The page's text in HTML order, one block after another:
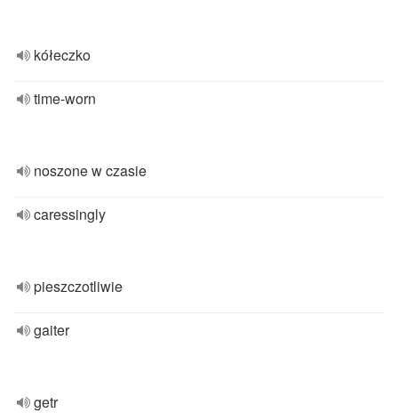
kółeczko
time-worn
noszone w czasie
caressingly
pieszczotliwie
gaiter
getr